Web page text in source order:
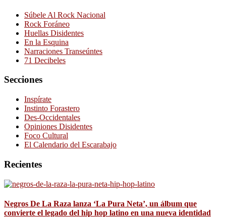
Súbele Al Rock Nacional
Rock Foráneo
Huellas Disidentes
En la Esquina
Narraciones Transeúntes
71 Decibeles
Secciones
Inspírate
Instinto Forastero
Des-Occidentales
Opiniones Disidentes
Foco Cultural
El Calendario del Escarabajo
Recientes
Negros De La Raza lanza ‘La Pura Neta’, un álbum que
convierte el legado del hip hop latino en una nueva identidad